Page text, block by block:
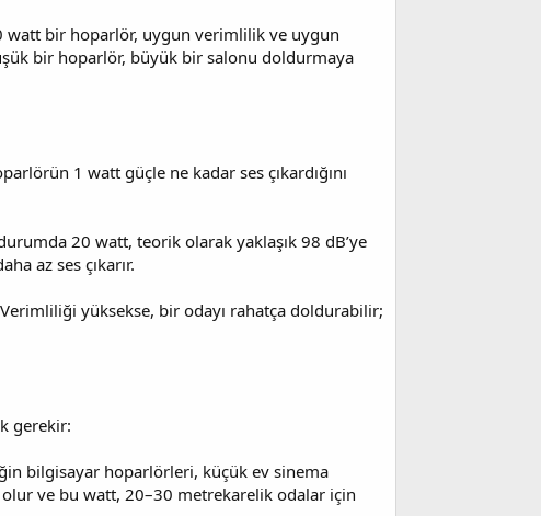
watt bir hoparlör, uygun verimlilik ve uygun
bir hoparlör, büyük bir salonu doldurmaya
1 watt güçle ne kadar ses çıkardığını
20 watt, teorik olarak yaklaşık 98 dB’ye
az ses çıkarır.
yüksekse, bir odayı rahatça doldurabilir;
gerekir:
bilgisayar hoparlörleri, küçük ev sinema
ve bu watt, 20–30 metrekarelik odalar için